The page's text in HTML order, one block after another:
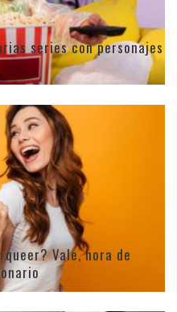
series con personajes
Vale, hora de